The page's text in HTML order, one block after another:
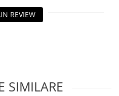
REVIEW
SIMILARE